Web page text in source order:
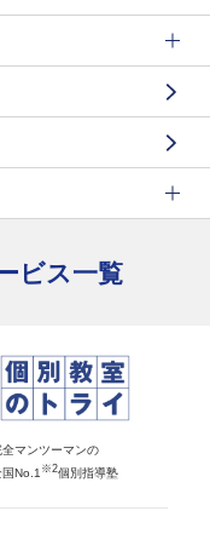
ビス一覧
全マンツーマンの
国No.1 ※2個別指導塾